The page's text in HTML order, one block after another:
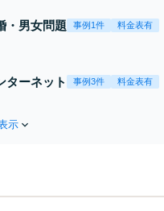
・男女問題 事例1件 料金表有
ターネット 事例3件 料金表有
示